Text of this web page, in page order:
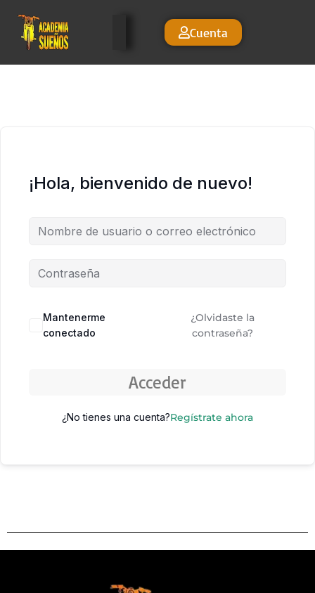
Cuenta
¡Hola, bienvenido de nuevo!
Mantenerme
conectado
¿Olvidaste la
contraseña?
Acceder
¿No tienes una cuenta?Regístrate ahora